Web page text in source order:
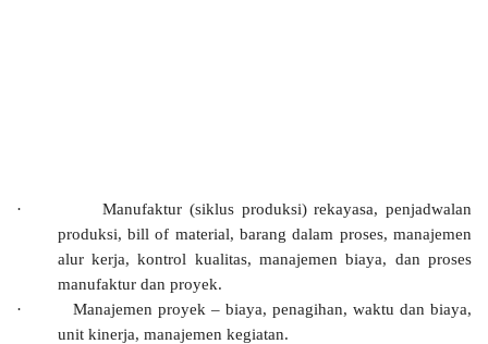
·
Manufaktur (siklus produksi) rekayasa, penjadwalan
produksi, bill of material, barang dalam proses, manajemen
alur kerja, kontrol kualitas, manajemen biaya, dan proses
manufaktur dan proyek.
·
Manajemen proyek – biaya, penagihan, waktu dan biaya,
unit kinerja, manajemen kegiatan.